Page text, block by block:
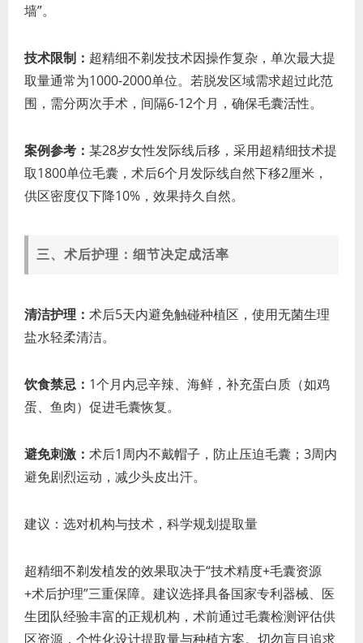
墙”。
技术限制： 超精细不剃发技术因操作复杂，单次最大提
取量通常为1000-2000单位。若脱发区域需求超过此范
围，需分两次手术，间隔6-12个月，确保毛囊活性。
案例参考： 某28岁女性发际线后移，采用超精细技术提
取1800单位毛囊，术后6个月发际线自然下移2厘米，
供区密度仅下降10%，效果持久自然。
三、术后护理：细节决定成活率
清洁护理： 术后5天内避免触碰种植区，使用无菌生理
盐水轻柔清洁。
饮食禁忌： 1个月内忌辛辣、海鲜，补充蛋白质（如鸡
蛋、鱼肉）促进毛囊恢复。
避免刺激： 术后1周内不戴帽子，防止压迫毛囊；3周内
避免剧烈运动，减少头皮出汗。
建议：选对机构与技术，科学规划提取量
超精细不剃发植发的效果取决于“技术精度+毛囊资源
+术后护理”三重保障。建议选择具备国家专利器械、医
生团队经验丰富的正规机构，术前通过毛囊检测评估供
区资源，个性化设计提取量与种植方案。切勿盲目追求